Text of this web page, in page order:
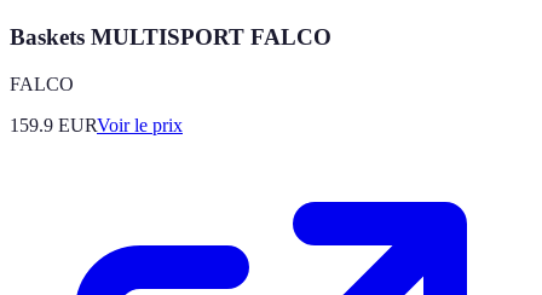
Baskets MULTISPORT FALCO
FALCO
159.9 EURVoir le prix